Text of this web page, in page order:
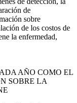
de
sobre
de los costos de
la enfermedad,
AÑO COMO EL
SOBRE LA